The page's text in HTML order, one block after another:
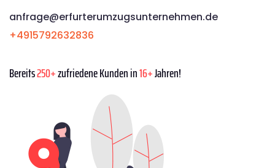
anfrage@erfurterumzugsunternehmen.de
+4915792632836
Bereits250+zufriedene Kunden in16+Jahren!